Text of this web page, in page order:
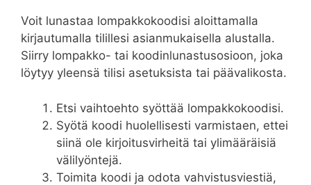
Voit lunastaa lompakkokoodisi aloittamalla
kirjautumalla tilillesi asianmukaisella alustalla.
Siirry lompakko- tai koodinlunastusosioon, joka
löytyy yleensä tilisi asetuksista tai päävalikosta.
Etsi vaihtoehto syöttää lompakkokoodisi.
Syötä koodi huolellisesti varmistaen, ettei
siinä ole kirjoitusvirheitä tai ylimääräisiä
välilyöntejä.
Toimita koodi ja odota vahvistusviestiä,